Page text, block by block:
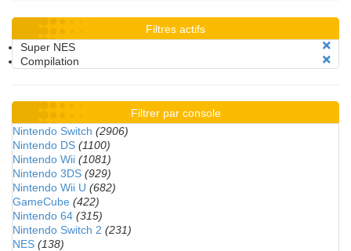
Filtres actifs
Super NES
Compilation
Filtrer par console
Nintendo Switch (2906)
Nintendo DS (1100)
Nintendo Wii (1081)
Nintendo 3DS (929)
Nintendo Wii U (682)
GameCube (422)
Nintendo 64 (315)
Nintendo Switch 2 (231)
NES (138)